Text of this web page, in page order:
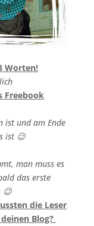
Worten!
Freebook
ist und am Ende
ist 😉
man muss es
das erste
😉
die Leser
Blog?